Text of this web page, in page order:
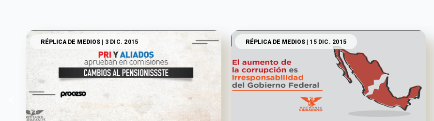
RÉPLICA DE MEDIOS | 3 DIC. 2015 RÉPLICA DE MEDIOS| 15 DIC. 2015